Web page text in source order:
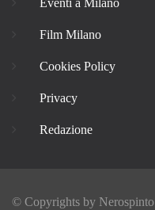
Eventi a Milano
Film Milano
Cookies Policy
Privacy
Redazione
© Copyrights by Nerospinto